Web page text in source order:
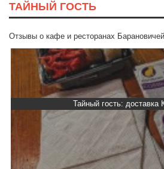
ТАЙНЫЙ ГОСТЬ
Отзывы о кафе и ресторанах Барановичей
Тайный гость: доставка